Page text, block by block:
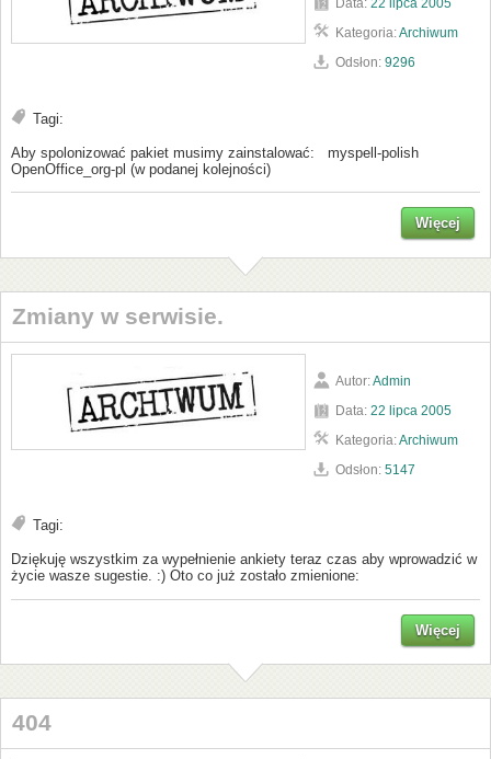
Data:22 lipca 2005
Kategoria:Archiwum
Odsłon:9296
Tagi:
Aby spolonizować pakiet musimy zainstalować: myspell-polish
OpenOffice_org-pl (w podanej kolejności)
Więcej
Zmiany w serwisie.
Autor:Admin
Data:22 lipca 2005
Kategoria:Archiwum
Odsłon:5147
Tagi:
Dziękuję wszystkim za wypełnienie ankiety teraz czas aby wprowadzić w
życie wasze sugestie. :) Oto co już zostało zmienione:
Więcej
404